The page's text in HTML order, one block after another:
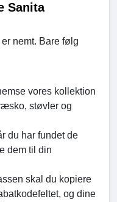
Sanita
nemt. Bare følg
vores kollektion
støvler og
du har fundet de
dem til din
skal du kopiere
og dine